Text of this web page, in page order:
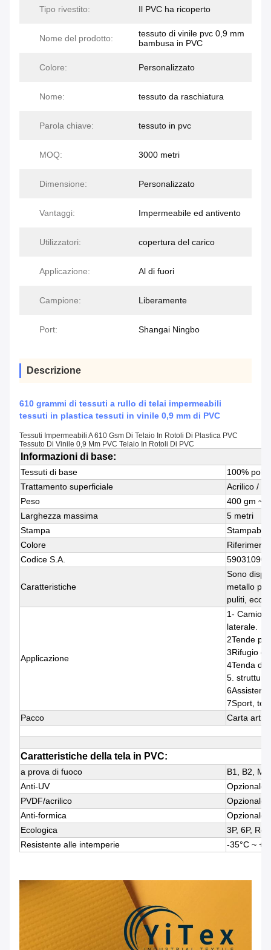
Tipo rivestito: Il PVC ha ricoperto
Nome del prodotto:
tessuto di vinile pvc 0,9 mm
bambusa in PVC
Colore: Personalizzato
Nome: tessuto da raschiatura
Parola chiave: tessuto in pvc
MOQ: 3000 metri
Dimensione: Personalizzato
Vantaggi: Impermeabile ed antivento
Utilizzatori: copertura del carico
Applicazione: Al di fuori
Campione: Liberamente
Port: Shangai Ningbo
Descrizione
610 grammi di tessuti a rullo di telai impermeabili
tessuti in plastica tessuti in vinile 0,9 mm di PVC
Tessuti Impermeabili A 610 Gsm Di Telaio In Rotoli Di Plastica PVC
Tessuto Di Vinile 0,9 Mm PVC Telaio In Rotoli Di PVC
Informazioni di base:
Tessuti di base
100%
Trattamento superficiale
Acrilico /
Peso
400 gm ~
Larghezza massima
5 metri
Stampa
Colore
Codice S.A.
Caratteristiche
Sono
metallo
puliti, ecc.
Applicazione
1-
laterale.
2Tende
3Rifugio
4Tenda
5. struttura
7Sport,
Pacco
Carta
Caratteristiche della tela in PVC:
a prova di fuoco
B1, B2,
Anti-UV
Opzionale
PVDF/acrilico
Opzionale
Anti-formica
Opzionale
Ecologica
3P, 6P,
Resistente alle intemperie
-35°C ~